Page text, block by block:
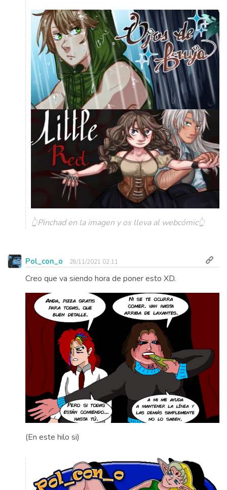
👆Pinchad en la imagen y os lleva al webcómic👆
Pol_con_o 28/11/2021 02:11
Creo que va siendo hora de poner esto XD.
(En este hilo si)